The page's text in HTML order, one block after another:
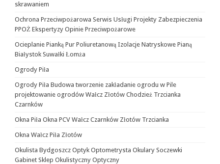
skrawaniem
Ochrona Przeciwpożarowa Serwis Usługi Projekty Zabezpieczenia
PPOŻ Ekspertyzy Opinie Przeciwpożarowe
Ocieplanie Pianką Pur Poliuretanową Izolacje Natryskowe Pianą
Białystok Suwałki Łomża
Ogrody Piła
Ogrody Piła Budowa tworzenie zakładanie ogrodu w Pile
projektowanie ogrodów Wałcz Złotów Chodzież Trzcianka
Czarnków
Okna Piła Okna PCV Wałcz Czarnków Złotów Trzcianka
Okna Wałcz Piła Złotów
Okulista Bydgoszcz Optyk Optometrysta Okulary Soczewki
Gabinet Sklep Okulistyczny Optyczny